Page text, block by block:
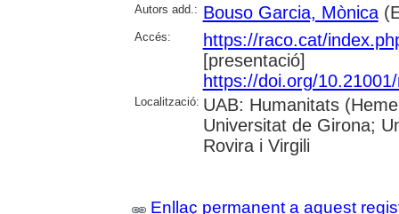
Autors add.: Bouso Garcia, Mònica
Accés:
https://raco.cat/
[presentació]
https://doi.org/
Localització: UAB: Humanitats
Universitat de Girona;
Rovira i Virgili
Enllaç permanent a aquest